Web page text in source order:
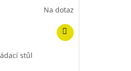
Na dotaz
stůl